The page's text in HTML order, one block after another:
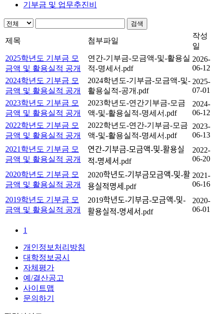
기부금 및 업무추진비
검색
제목 첨부파일
작성
일
2025학년도 기부금 모
금액 및 활용실적 공개
연간-기부금-모금액-및-활용실
적-명세서.pdf
2026-
06-12
2024학년도 기부금 모
금액 및 활용실적 공개
2024학년도-기부금-모금액-및-
활용실적-공개.pdf
2025-
07-01
2023학년도 기부금 모
금액 및 활용실적 공개
2023학년도-연간기부금-모금
액-및-활용실적-명세서.pdf
2024-
06-12
2022학년도 기부금 모
금액 및 활용실적 공개
2022학년도-연간-기부금-모금
액-및-활용실적-명세서.pdf
2023-
06-13
2021학년도 기부금 모
금액 및 활용실적 공개
연간-기부금-모금액-및-활용실
적-명세서.pdf
2022-
06-20
2020학년도 기부금 모
금액 및 활용실적 공개
2020학년도-기부금모금액-및-활
용실적명세.pdf
2021-
06-16
2019학년도 기부금 모
금액 및 활용실적 공개
2019학년도-기부금-모금액-및-
활용실적-명세서.pdf
2020-
06-01
1
개인정보처리방침
대학정보공시
자체평가
예/결산공고
사이트맵
문의하기